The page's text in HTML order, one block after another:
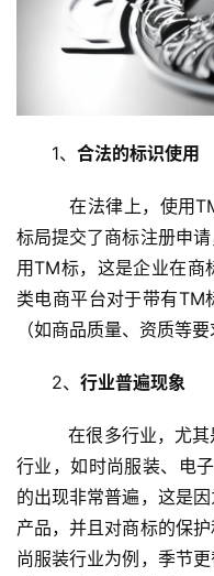
1、 合法的标识使用
   在法律上，使用TM标是合法的，只要企业已经向商
标局提交了商标注册申
用TM标，这是企业在商
类电商平台对于带有TM
（如商品质量、资质等
2、 行业普遍现象
   在很多行业，尤其是在竞争激烈、产品更新换代快的
行业，如时尚服装、电
的出现非常普遍，这是
产品，并且对商标的保
尚服装行业为例，季节